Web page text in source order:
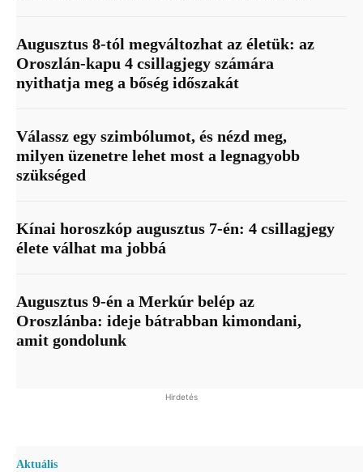
Augusztus 8-tól megváltozhat az életük: az
Oroszlán-kapu 4 csillagjegy számára
nyithatja meg a bőség időszakát
Válassz egy szimbólumot, és nézd meg,
milyen üzenetre lehet most a legnagyobb
szükséged
Kínai horoszkóp augusztus 7-én: 4 csillagjegy
élete válhat ma jobbá
Augusztus 9-én a Merkúr belép az
Oroszlánba: ideje bátrabban kimondani,
amit gondolunk
Hirdetés
Aktuális